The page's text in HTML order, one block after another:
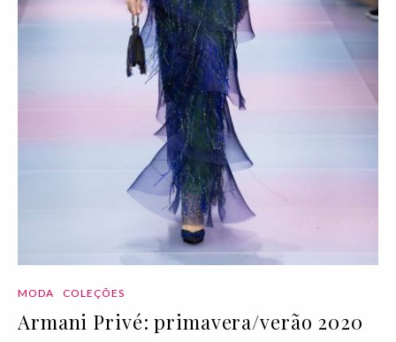
MODA COLEÇÕES
Armani Privé: primavera/verão 2020